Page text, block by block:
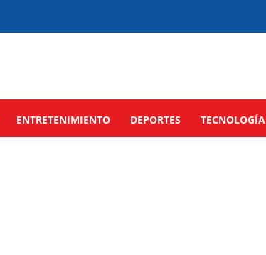
ENTRETENIMIENTO DEPORTES TECNOLOGÍA